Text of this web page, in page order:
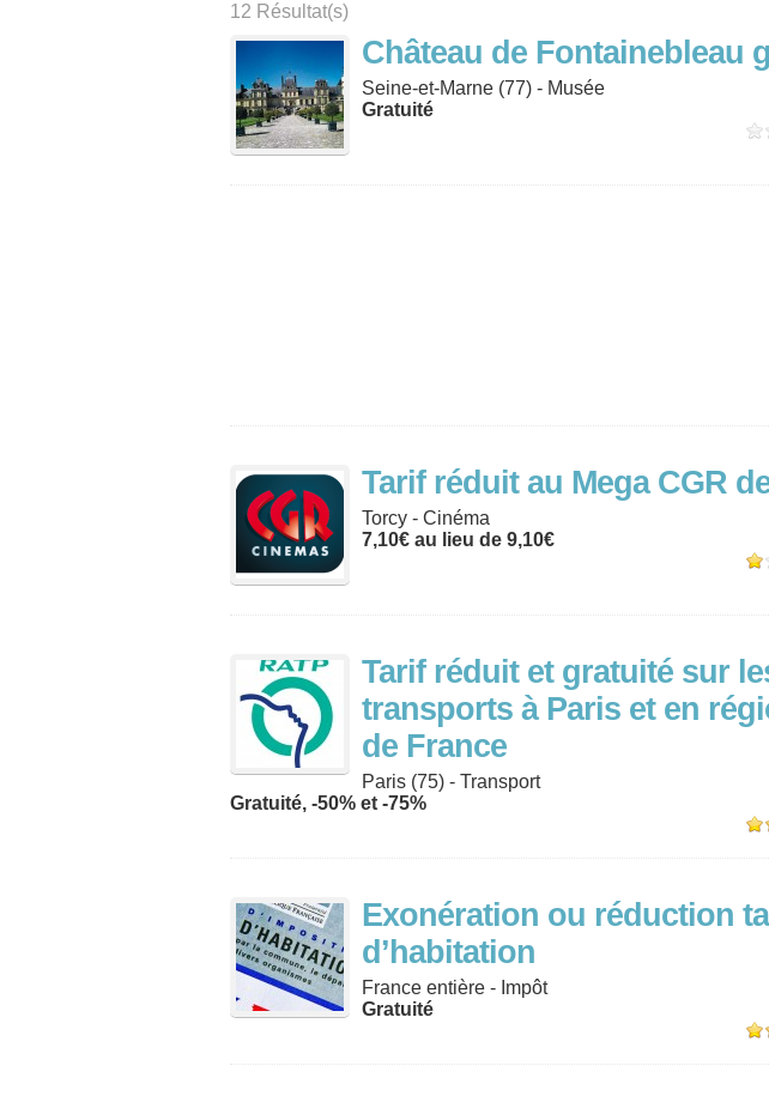
12 Résultat(s)
Château de Fontainebleau
Seine-et-Marne (77) - Musée
Gratuité
Tarif réduit au Mega CGR
Torcy - Cinéma
7,10€ au lieu de 9,10€
Tarif réduit et gratuité sur
transports à Paris et en
de France
Paris (75) - Transport
Gratuité, -50% et -75%
Exonération ou réduction
d’habitation
France entière - Impôt
Gratuité